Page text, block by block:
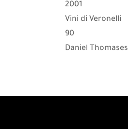
2001
Vini di Veronelli
90
Daniel Thomases